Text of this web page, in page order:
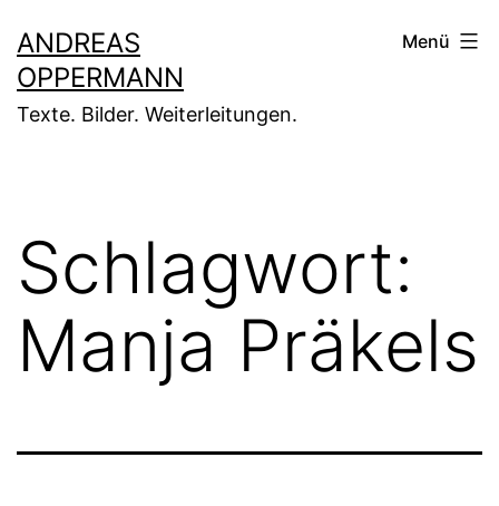
Inhalt
springen
ANDREAS
OPPERMANN
Texte. Bilder. Weiterleitungen.
Menü
Schlagwort:
Manja Präkels